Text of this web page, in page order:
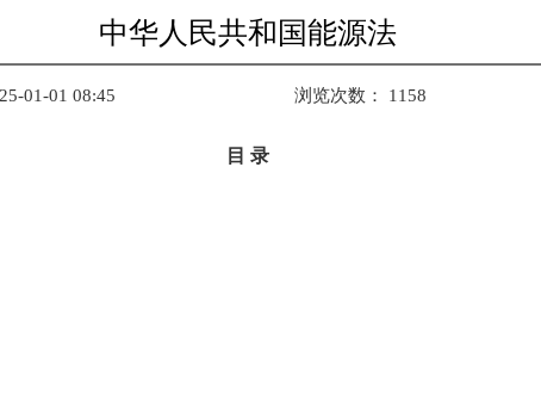
中华人民共和国能源法
01-01 08:45 浏览次数： 1158
目 录